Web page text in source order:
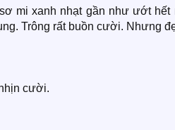
mi xanh nhạt gần như ướt
Trông rất buồn cười. Nhưng
cười.